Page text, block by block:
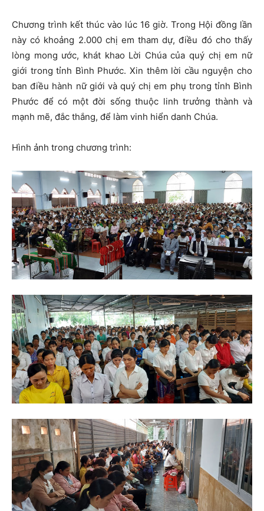
Chương trình kết thúc vào lúc 16 giờ. Trong Hội đồng lần
này có khoảng 2.000 chị em tham dự, điều đó cho thấy
lòng mong ước, khát khao Lời Chúa của quý chị em nữ
giới trong tỉnh Bình Phước. Xin thêm lời cầu nguyện cho
ban điều hành nữ giới và quý chị em phụ trong tỉnh Bình
Phước để có một đời sống thuộc linh trưởng thành và
mạnh mẽ, đắc thắng, để làm vinh hiển danh Chúa.
Hình ảnh trong chương trình: